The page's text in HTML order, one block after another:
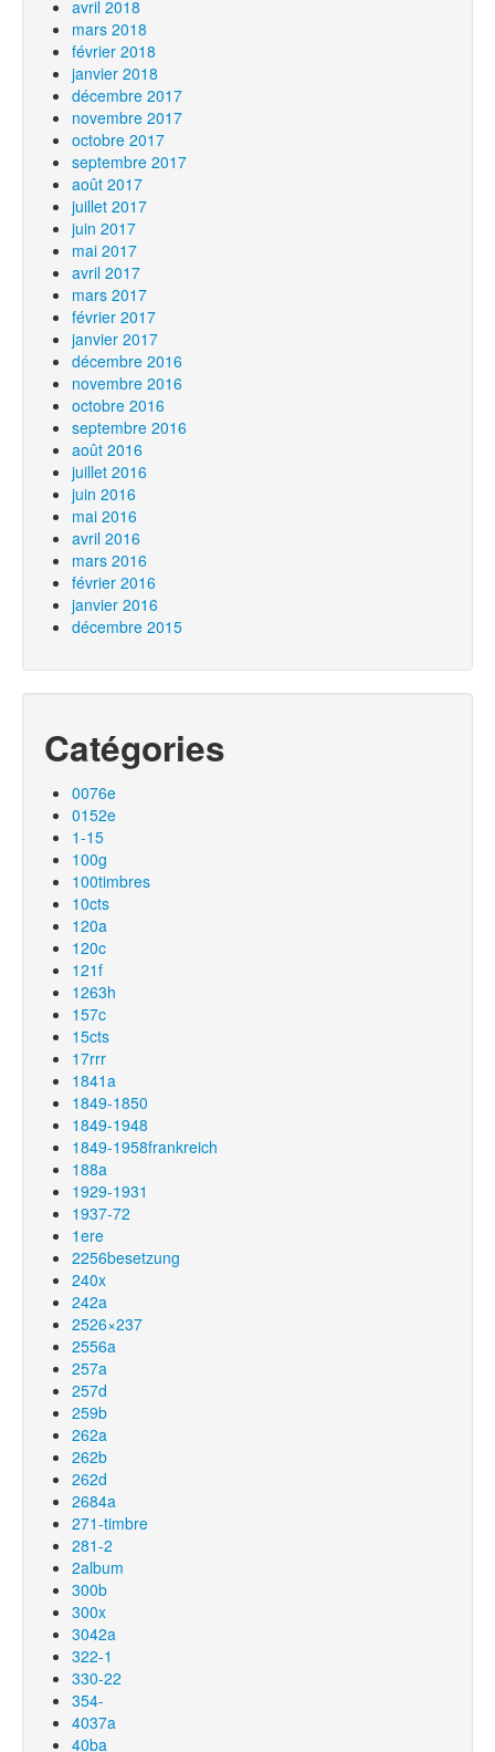
avril 2018
mars 2018
février 2018
janvier 2018
décembre 2017
novembre 2017
octobre 2017
septembre 2017
août 2017
juillet 2017
juin 2017
mai 2017
avril 2017
mars 2017
février 2017
janvier 2017
décembre 2016
novembre 2016
octobre 2016
septembre 2016
août 2016
juillet 2016
juin 2016
mai 2016
avril 2016
mars 2016
février 2016
janvier 2016
décembre 2015
Catégories
0076e
0152e
1-15
100g
100timbres
10cts
120a
120c
121f
1263h
157c
15cts
17rrr
1841a
1849-1850
1849-1948
1849-1958frankreich
188a
1929-1931
1937-72
1ere
2256besetzung
240x
242a
2526×237
2556a
257a
257d
259b
262a
262b
262d
2684a
271-timbre
281-2
2album
300b
300x
3042a
322-1
330-22
354-
4037a
40ba